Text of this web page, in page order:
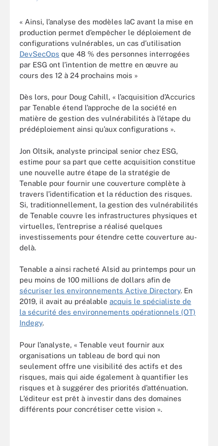
« Ainsi, l’analyse des modèles IaC avant la mise en
production permet d’empêcher le déploiement de
configurations vulnérables, un cas d’utilisation
DevSecOps que 48 % des personnes interrogées
par ESG ont l’intention de mettre en œuvre au
cours des 12 à 24 prochains mois »
Dès lors, pour Doug Cahill, « l’acquisition d’Accurics
par Tenable étend l’approche de la société en
matière de gestion des vulnérabilités à l’étape du
prédéploiement ainsi qu’aux configurations ».
Jon Oltsik, analyste principal senior chez ESG,
estime pour sa part que cette acquisition constitue
une nouvelle autre étape de la stratégie de
Tenable pour fournir une couverture complète à
travers l’identification et la réduction des risques.
Si, traditionnellement, la gestion des vulnérabilités
de Tenable couvre les infrastructures physiques et
virtuelles, l’entreprise a réalisé quelques
investissements pour étendre cette couverture au-
delà.
Tenable a ainsi racheté Alsid au printemps pour un
peu moins de 100 millions de dollars afin de
sécuriser les environnements Active Directory. En
2019, il avait au préalable acquis le spécialiste de
la sécurité des environnements opérationnels (OT)
Indegy.
Pour l’analyste, « Tenable veut fournir aux
organisations un tableau de bord qui non
seulement offre une visibilité des actifs et des
risques, mais qui aide également à quantifier les
risques et à suggérer des priorités d’atténuation.
L’éditeur est prêt à investir dans des domaines
différents pour concrétiser cette vision ».